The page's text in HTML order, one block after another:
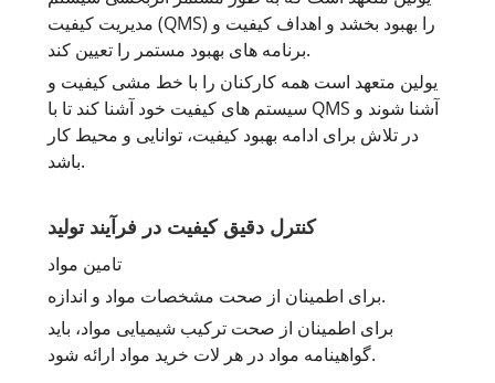
مدیریت کیفیت (QMS) را بهبود بخشد و اهداف کیفیت و
برنامه های بهبود مستمر را تعیین کند.
یولین متعهد است همه کارکنان را با خط مشی کیفیت و
سیستم های کیفیت خود آشنا کند تا با QMS آشنا شوند و
در تلاش برای ادامه بهبود کیفیت، توانایی و محیط کار
باشد.
کنترل دقیق کیفیت در فرآیند تولید
تامین مواد
برای اطمینان از صحت مشخصات مواد و اندازه.
برای اطمینان از صحت ترکیب شیمیایی مواد، باید
گواهینامه مواد در هر لات خرید مواد ارائه شود.